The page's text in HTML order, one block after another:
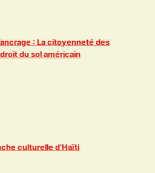
: La citoyenneté des
du sol américain
culturelle d’Haïti